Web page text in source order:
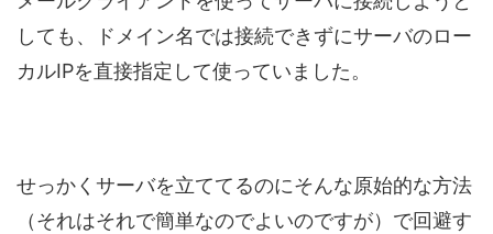
しても、ドメイン名では接続できずにサーバのロー
カルIPを直接指定して使っていました。
せっかくサーバを立ててるのにそんな原始的な方法
（それはそれで簡単なのでよいのですが）で回避す